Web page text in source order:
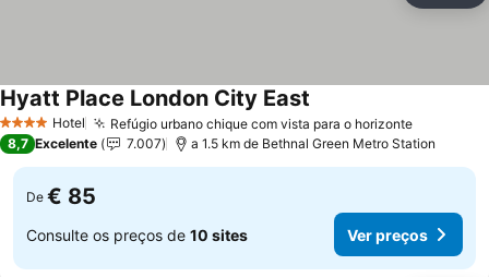
4 EstrelasHotel Refúgio urbano chique com vista para o horizonteVer
Hyatt Place London City East
8,7 Excelente 7.007 a 1.5 km de Bethnal Green Metro Station
De € 85
Consulte os preços de 10 sites Ver preços